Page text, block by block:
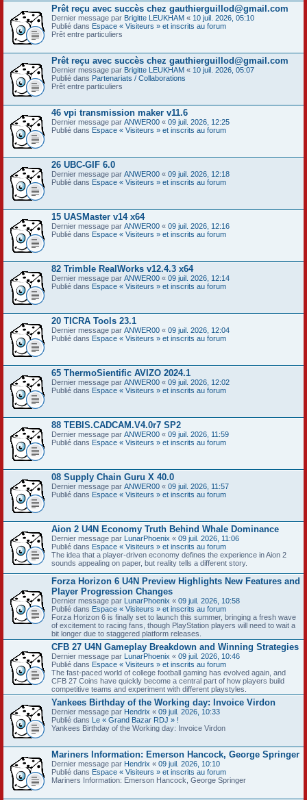
Prêt reçu avec succès chez gauthierguillod@gmail.com
Dernier message par Brigitte LEUKHAM « 10 juil. 2026, 05:10
Publié dans Espace « Visiteurs » et inscrits au forum
Prêt entre particuliers
Prêt reçu avec succès chez gauthierguillod@gmail.com
Dernier message par Brigitte LEUKHAM « 10 juil. 2026, 05:07
Publié dans Partenariats / Collaborations
Prêt entre particuliers
46 vpi transmission maker v11.6
Dernier message par ANWER00 « 09 juil. 2026, 12:25
Publié dans Espace « Visiteurs » et inscrits au forum
26 UBC-GIF 6.0
Dernier message par ANWER00 « 09 juil. 2026, 12:18
Publié dans Espace « Visiteurs » et inscrits au forum
15 UASMaster v14 x64
Dernier message par ANWER00 « 09 juil. 2026, 12:16
Publié dans Espace « Visiteurs » et inscrits au forum
82 Trimble RealWorks v12.4.3 x64
Dernier message par ANWER00 « 09 juil. 2026, 12:14
Publié dans Espace « Visiteurs » et inscrits au forum
20 TICRA Tools 23.1
Dernier message par ANWER00 « 09 juil. 2026, 12:04
Publié dans Espace « Visiteurs » et inscrits au forum
65 ThermoSientific AVIZO 2024.1
Dernier message par ANWER00 « 09 juil. 2026, 12:02
Publié dans Espace « Visiteurs » et inscrits au forum
88 TEBIS.CADCAM.V4.0r7 SP2
Dernier message par ANWER00 « 09 juil. 2026, 11:59
Publié dans Espace « Visiteurs » et inscrits au forum
08 Supply Chain Guru X 40.0
Dernier message par ANWER00 « 09 juil. 2026, 11:57
Publié dans Espace « Visiteurs » et inscrits au forum
Aion 2 U4N Economy Truth Behind Whale Dominance
Dernier message par LunarPhoenix « 09 juil. 2026, 11:06
Publié dans Espace « Visiteurs » et inscrits au forum
The idea that a player-driven economy defines the experience in Aion 2
sounds appealing on paper, but reality tells a different story.
Forza Horizon 6 U4N Preview Highlights New Features and
Player Progression Changes
Dernier message par LunarPhoenix « 09 juil. 2026, 10:58
Publié dans Espace « Visiteurs » et inscrits au forum
Forza Horizon 6 is finally set to launch this summer, bringing a fresh wave
of excitement to racing fans, though PlayStation players will need to wait a
bit longer due to staggered platform releases.
CFB 27 U4N Gameplay Breakdown and Winning Strategies
Dernier message par LunarPhoenix « 09 juil. 2026, 10:46
Publié dans Espace « Visiteurs » et inscrits au forum
The fast-paced world of college football gaming has evolved again, and
CFB 27 Coins have quickly become a central part of how players build
competitive teams and experiment with different playstyles.
Yankees Birthday of the Working day: Invoice Virdon
Dernier message par Hendrix « 09 juil. 2026, 10:33
Publié dans Le « Grand Bazar RDJ » !
Yankees Birthday of the Working day: Invoice Virdon
Mariners Information: Emerson Hancock, George Springer
Dernier message par Hendrix « 09 juil. 2026, 10:10
Publié dans Espace « Visiteurs » et inscrits au forum
Mariners Information: Emerson Hancock, George Springer